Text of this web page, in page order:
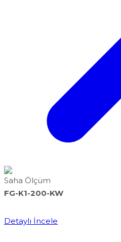
Saha Ölçüm
FG-K1-200-KW
Detaylı İncele